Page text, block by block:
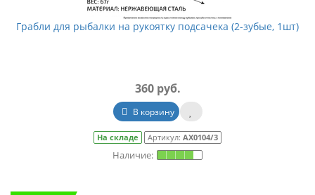
Грабли для рыбалки на рукоятку подсачека (2-зубые, 1шт)
360 руб.
В корзину
На складе Артикул: АХ0104/3